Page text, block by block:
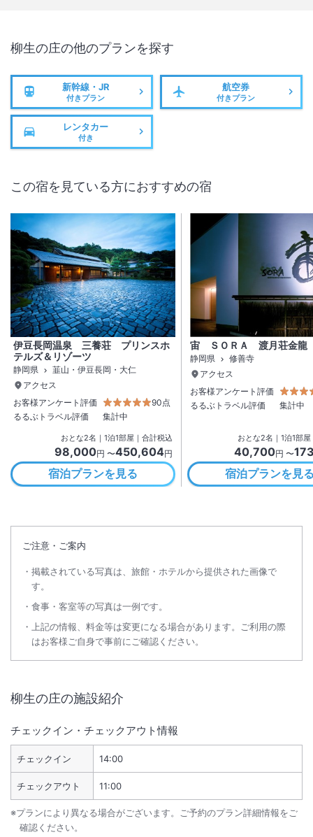
柳生の庄の他のプランを探す
新幹線・JR
付きプラン
航空券
付きプラン
レンタカー
付き
この宿を見ている方におすすめの宿
伊豆長岡温泉 三養荘 プリンスホ
テルズ＆リゾーツ
静岡県
韮山・伊豆長岡・大仁
アクセス
お客様アンケート評価
90点
るるぶトラベル評価
集計中
おとな2名 ｜ 1泊1部屋｜合計税込
98,000円 〜450,604円
宿泊プランを見る
宙 ＳＯＲＡ 渡月荘金龍
静岡県
修善寺
アクセス
お客様アンケート評価
るるぶトラベル評価
集計中
おとな2名 ｜ 1泊1部屋
40,700円 〜
宿泊プランを見
ご注意・ご案内
掲載されている写真は、旅館・ホテルから提供された画像で
す。
食事・客室等の写真は一例です。
上記の情報、料金等は変更になる場合があります。ご利用の際
はお客様ご自身で事前にご確認ください。
柳生の庄の施設紹介
チェックイン・チェックアウト情報
チェックイン 14:00
チェックアウト 11:00
※プランにより異なる場合がございます。ご予約のプラン詳細情報をご
確認ください。